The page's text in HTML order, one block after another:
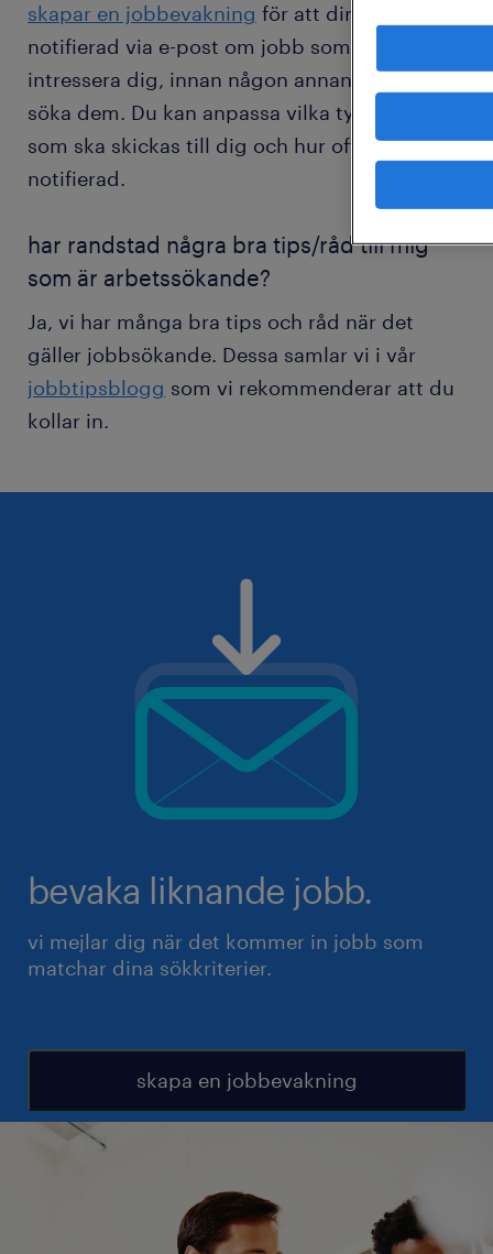
skapar en jobbevakning för att direkt bli
notifierad via e-post om jobb som kan
intressera dig, innan någon annan hinner
söka dem. Du kan anpassa vilka typer av jobb
som ska skickas till dig och hur ofta du vill bli
notifierad.
har randstad några bra tips/råd till mig
som är arbetssökande?
Ja, vi har många bra tips och råd när det
gäller jobbsökande. Dessa samlar vi i vår
jobbtipsblogg som vi rekommenderar att du
kollar in.
bevaka liknande jobb.
vi mejlar dig när det kommer in jobb som
matchar dina sökkriterier.
skapa en jobbevakning